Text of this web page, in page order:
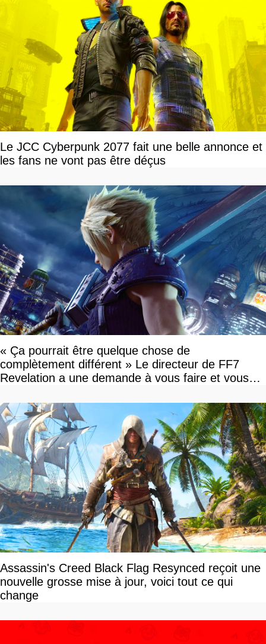
Le JCC Cyberpunk 2077 fait une belle annonce et
les fans ne vont pas être déçus
« Ça pourrait être quelque chose de
complètement différent » Le directeur de FF7
Revelation a une demande à vous faire et vous
Assassin's Creed Black Flag Resynced reçoit une
nouvelle grosse mise à jour, voici tout ce qui
change